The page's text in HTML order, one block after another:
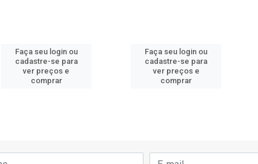
Faça seu login ou
cadastre-se para
ver preços e
comprar
Faça seu login ou
cadastre-se para
ver preços e
comprar